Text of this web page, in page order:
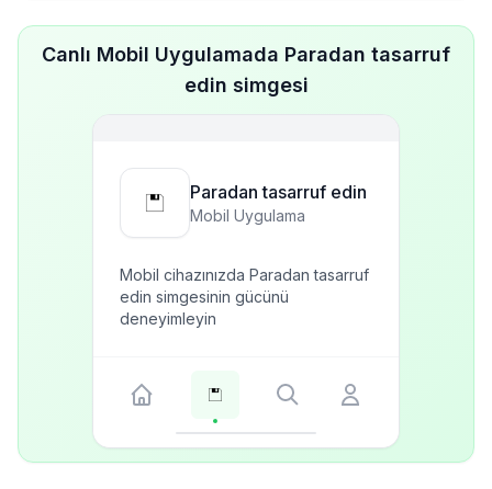
Canlı Mobil Uygulamada Paradan tasarruf
edin simgesi
Paradan tasarruf edin
Mobil Uygulama
Mobil cihazınızda Paradan tasarruf
edin simgesinin gücünü
deneyimleyin